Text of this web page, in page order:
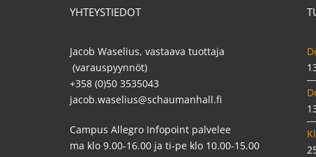
YHTEYSTIEDOT
Jacob Waselius, vastaava tuottaja
(varauspyynnöt)
+358 (0)50 3535043
jacob.waselius@schaumanhall.fi
Campus Allegro Infopoint palvelee
ma klo 9.00-16.00 ja ti-pe klo 10.00-15.00